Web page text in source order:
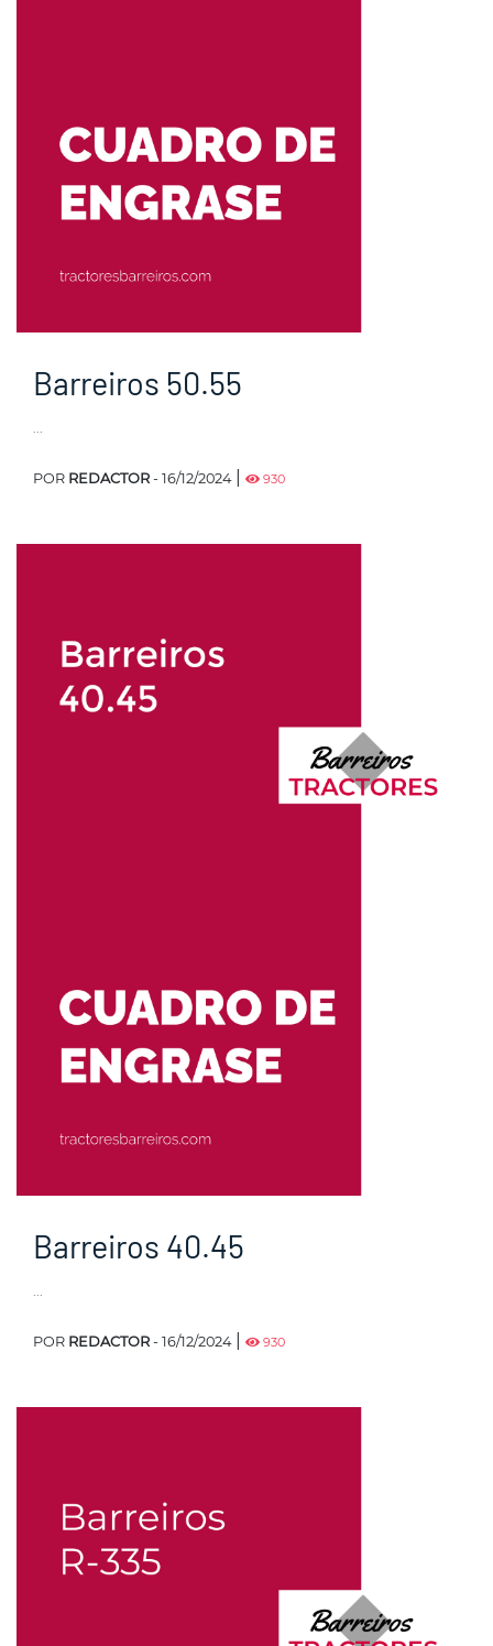
Barreiros 50.55
...
POR REDACTOR - 16/12/2024| 930
Barreiros 40.45
POR REDACTOR - 16/12/2024| 930